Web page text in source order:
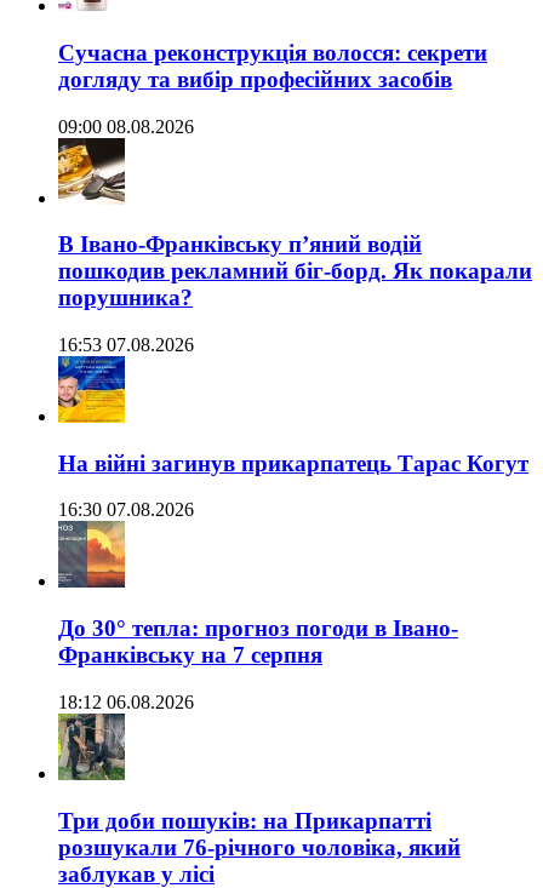
Сучасна реконструкція волосся: секрети
догляду та вибір професійних засобів
09:00 08.08.2026
В Івано-Франківську п’яний водій
пошкодив рекламний біг-борд. Як покарали
порушника?
16:53 07.08.2026
На війні загинув прикарпатець Тарас Когут
16:30 07.08.2026
До 30° тепла: прогноз погоди в Івано-
Франківську на 7 серпня
18:12 06.08.2026
Три доби пошуків: на Прикарпатті
розшукали 76-річного чоловіка, який
заблукав у лісі